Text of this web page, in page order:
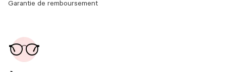
Garantie de remboursement